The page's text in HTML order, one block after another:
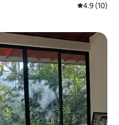
평점 4.9점(5
4.9 (10)